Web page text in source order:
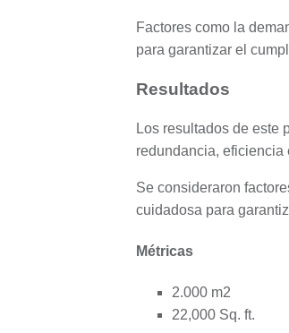
Factores como la
para garantizar el
Resultados
Los resultados de este
redundancia, eficiencia
Se consideraron
cuidadosa para
Métricas
2.000 m2
22,000 Sq. ft.